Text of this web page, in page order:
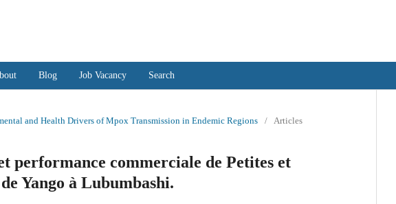
Blog Job Vacancy Search
and Health Drivers of Mpox Transmission in Endemic Regions / Articles
performance commerciale de Petites et
Yango à Lubumbashi.